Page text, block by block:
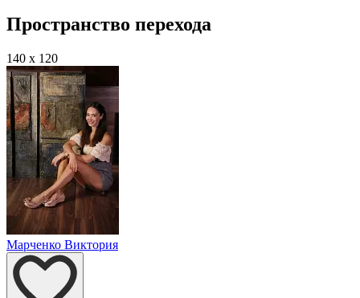
Пространство перехода
140 x 120
Марченко Виктория